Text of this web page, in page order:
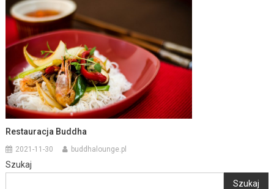
Restauracja Buddha
2021-11-30 buddhalounge.pl
Szukaj
Szukaj